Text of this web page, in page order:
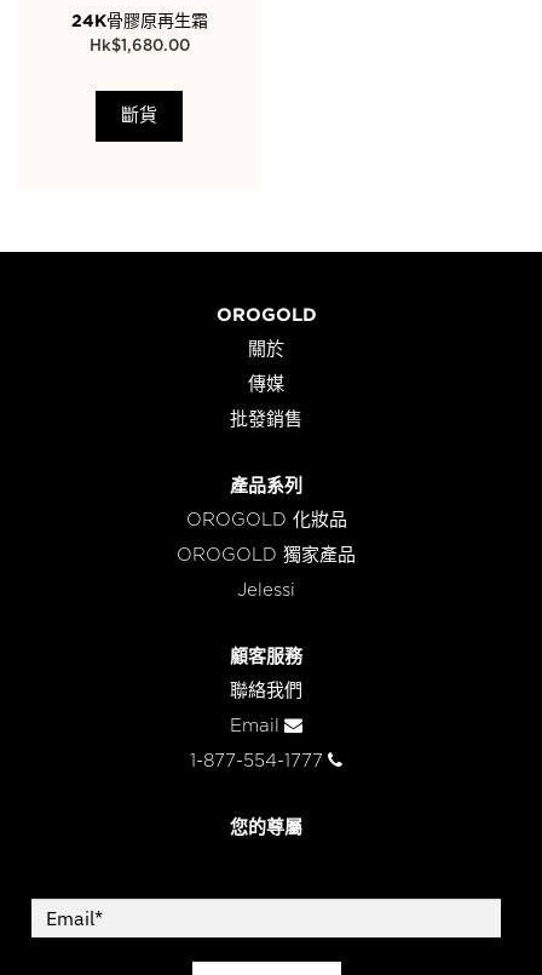
24K骨膠原再生霜
$1,680.00
斷貨
OROGOLD
關於
傳媒
批發銷售
產品系列
OROGOLD 化妝品
OROGOLD 獨家產品
Jelessi
顧客服務
聯絡我們
Email
1-877-554-1777
您的尊屬